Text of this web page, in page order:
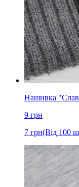
Нашивка
9 грн
7 грн(Від 100